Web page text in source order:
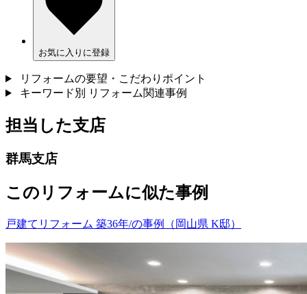
お気に入りに登録
リフォームの要望・こだわりポイント
キーワード別 リフォーム関連事例
担当した支店
群馬支店
このリフォームに似た事例
戸建てリフォーム 築36年/の事例（岡山県 K邸）